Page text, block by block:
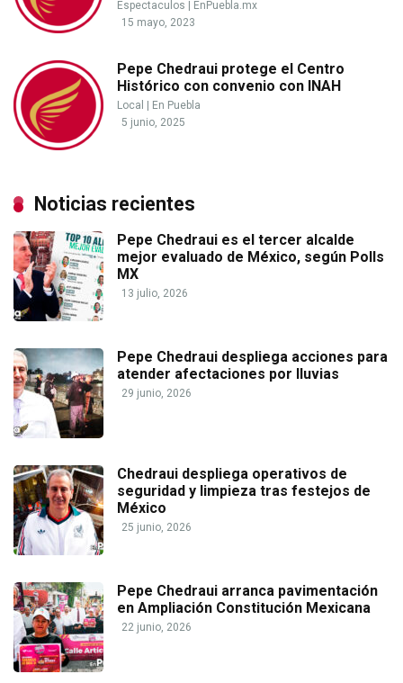
Espectaculos
EnPuebla.mx
15 mayo, 2023
Pepe Chedraui protege el Centro
Histórico con convenio con INAH
Local
En Puebla
5 junio, 2025
Noticias recientes
Pepe Chedraui es el tercer alcalde
mejor evaluado de México, según Polls
MX
13 julio, 2026
Pepe Chedraui despliega acciones para
atender afectaciones por lluvias
29 junio, 2026
Chedraui despliega operativos de
seguridad y limpieza tras festejos de
México
25 junio, 2026
Pepe Chedraui arranca pavimentación
en Ampliación Constitución Mexicana
22 junio, 2026